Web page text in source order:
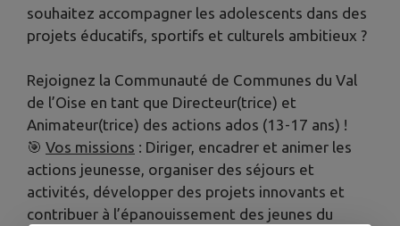
souhaitez accompagner les adolescents dans des
projets éducatifs, sportifs et culturels ambitieux ?
Rejoignez la Communauté de Communes du Val
de l’Oise en tant que Directeur(trice) et
Animateur(trice) des actions ados (13-17 ans) !
🎯 Vos missions : Diriger, encadrer et animer les
actions jeunesse, organiser des séjours et
activités, développer des projets innovants et
contribuer à l’épanouissement des jeunes du